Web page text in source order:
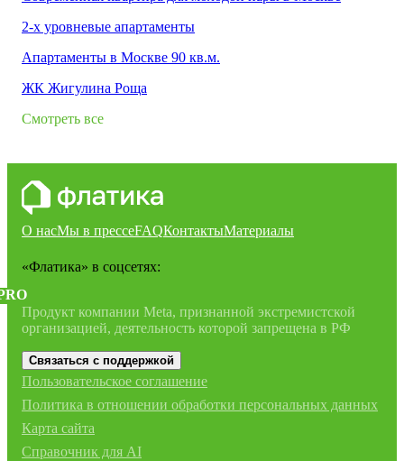
2-х уровневые апартаменты
Апартаменты в Москве 90 кв.м.
ЖК Жигулина Роща
Смотреть все
О насМы в прессеFAQКонтактыМатериалы
«Флатика» в соцсетях:
Продукт компании Meta, признанной экстремистской
организацией, деятельность которой запрещена в РФ
Связаться с поддержкой
Пользовательское соглашение
Политика в отношении обработки персональных данных
Карта сайта
Справочник для AI